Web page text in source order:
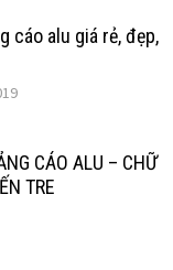
cáo alu giá rẻ, đẹp,
CÁO ALU – CHỮ
TRE